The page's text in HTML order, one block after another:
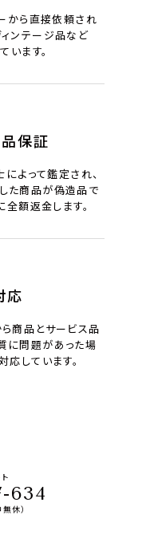
から直接依頼され
ンテージ品など
ます。
保証
よって鑑定され、
た商品が偽造品で
額返金します。
応
商品とサービス品
に問題があった場
応しています。
634
休）